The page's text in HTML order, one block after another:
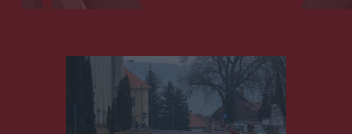
Stáb
Kapcsolat